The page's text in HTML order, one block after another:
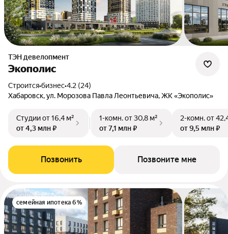
ТЭН девелопмент
Экополис
Строится•бизнес•4.2 (24)
Хабаровск, ул. Морозова Павла Леонтьевича, ЖК «Экополис»
Студииот 16,4 м²
от 4,3 млн ₽
1-комн.от 30,8 м²
от 7,1 млн ₽
2-комн.от
от 9,5 млн ₽
Позвонить Позвоните мне
семейная ипотека 6%